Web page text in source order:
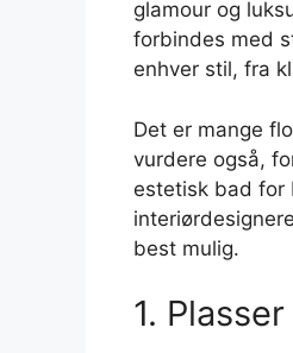
glamour og
forbindes med
enhver stil, fra
Det er mange
vurdere også,
estetisk bad for
best mulig.
1.